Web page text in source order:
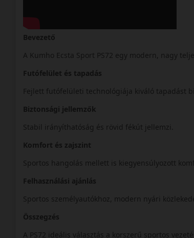
Bevezető
A Kumho Ecsta Sport PS72 egy modern, nagy
Futófelület és tapadás
Fejlett futófelületi technológiája kiváló tapadást
Biztonsági jellemzők
Stabil irányíthatóság és rövid fékút jellemzi.
Komfort és zajszint
Sportos hangolás mellett is kiegyensúlyozott
Felhasználási ajánlás
Sportos személyautókhoz, modern nyári
Összegzés
A PS72 ideális választás a korszerű sportos